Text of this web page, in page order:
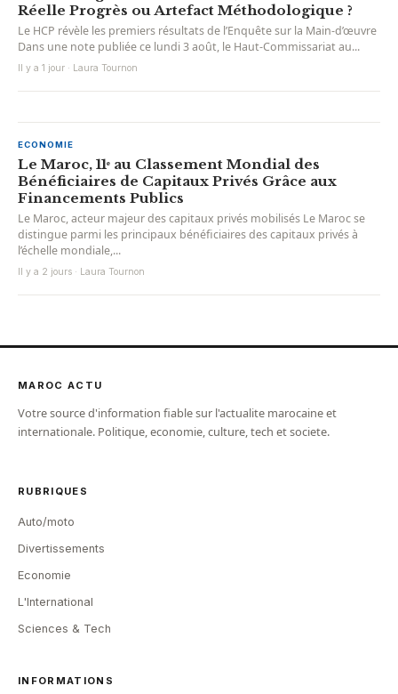
Réelle Progrès ou Artefact Méthodologique ?
Le HCP révèle les premiers résultats de l’Enquête sur la Main-d’œuvre
Dans une note publiée ce lundi 3 août, le Haut-Commissariat au...
Il y a 1 jour · Laura Tournon
ECONOMIE
Le Maroc, 11ᵉ au Classement Mondial des
Bénéficiaires de Capitaux Privés Grâce aux
Financements Publics
Le Maroc, acteur majeur des capitaux privés mobilisés Le Maroc se
distingue parmi les principaux bénéficiaires des capitaux privés à
l’échelle mondiale,...
Il y a 2 jours · Laura Tournon
MAROC ACTU
Votre source d'information fiable sur l'actualite marocaine et
internationale. Politique, economie, culture, tech et societe.
RUBRIQUES
Auto/moto
Divertissements
Economie
L'International
Sciences & Tech
INFORMATIONS